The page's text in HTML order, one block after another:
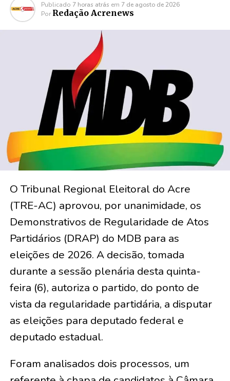
Publicado 7 horas atrás em 7 de agosto de 2026
Por Redação Acrenews
O Tribunal Regional Eleitoral do Acre
(TRE-AC) aprovou, por unanimidade, os
Demonstrativos de Regularidade de Atos
Partidários (DRAP) do MDB para as
eleições de 2026. A decisão, tomada
durante a sessão plenária desta quinta-
feira (6), autoriza o partido, do ponto de
vista da regularidade partidária, a disputar
as eleições para deputado federal e
deputado estadual.
Foram analisados dois processos, um